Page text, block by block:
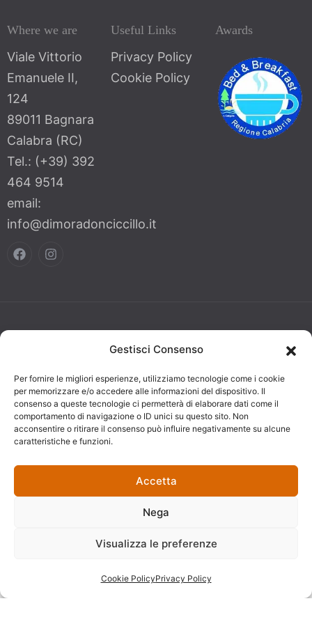
Gestisci Consenso
Per fornire le migliori esperienze, utilizziamo tecnologie come i cookie
per memorizzare e/o accedere alle informazioni del dispositivo. Il
consenso a queste tecnologie ci permetterà di elaborare dati come il
comportamento di navigazione o ID unici su questo sito. Non
acconsentire o ritirare il consenso può influire negativamente su alcune
caratteristiche e funzioni.
Accetta
Nega
Visualizza le preferenze
Cookie PolicyPrivacy Policy
Where we are
Viale Vittorio
Emanuele II,
124
89011 Bagnara
Calabra (RC)
Tel.: (+39) 392
464 9514
email:
info@dimoradonciccillo.it
Useful Links
Privacy Policy
Cookie Policy
Awards
Ciccillo Bed
And Breakfast.
VAT number:
reserved.
Developed by:
Photo Credits: